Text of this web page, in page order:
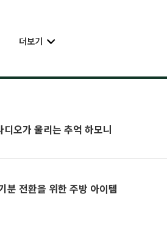
더보기
오가 울리는 추억 하모니
분 전환을 위한 주방 아이템